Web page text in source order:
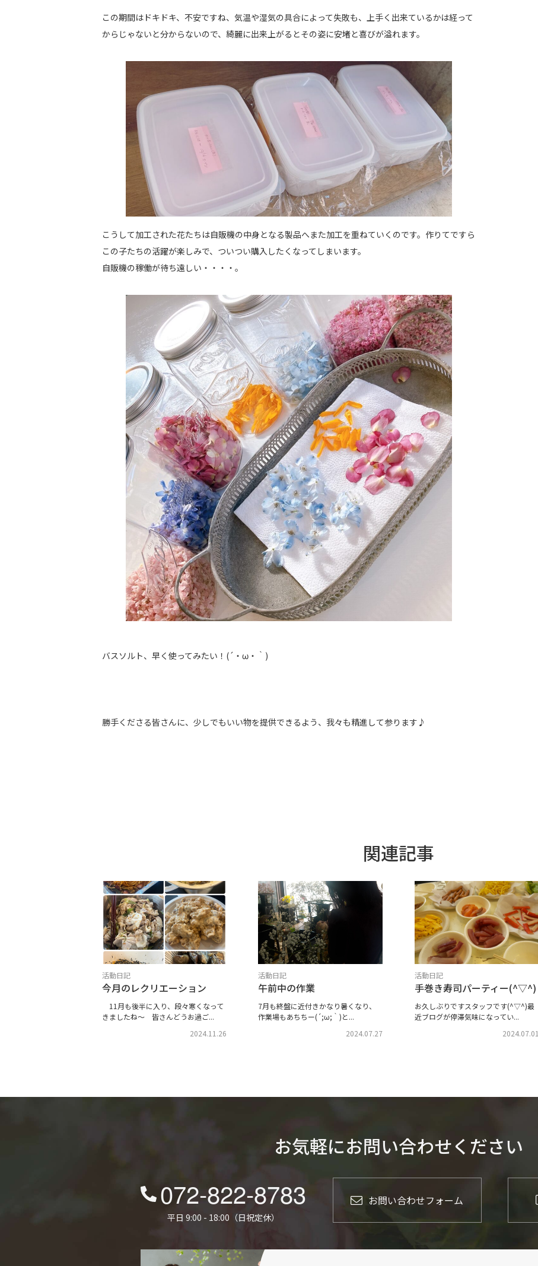
この期間はドキドキ、不安ですね、気温や湿気の具合によって失敗も、上手く出来ているかは経って
からじゃないと分からないので、綺麗に出来上がるとその姿に安堵と喜びが溢れます。
こうして加工された花たちは自販機の中身となる製品へまた加工を重ねていくのです。作りてですら
この子たちの活躍が楽しみで、ついつい購入したくなってしまいます。
自販機の稼働が待ち遠しい・・・・。
バスソルト、早く使ってみたい！(´・ω・｀)
勝手くださる皆さんに、少しでもいい物を提供できるよう、我々も精進して参ります♪
関連記事
活動日記
今月のレクリエーション
11月も後半に入り、段々寒くなって
きましたね～ 皆さんどうお過ご...
2024.11.26
活動日記
午前中の作業
7月も終盤に近付きかなり暑くなり、
作業場もあちちー(´;ω;｀)と...
2024.07.27
活動日記
手巻き寿司パーティー(^▽^)
お久しぶりですスタッフです(^▽^)最
近ブログが停滞気味になってい...
2024.07.01
お気軽にお問い合わせください
072-822-8783
平日 9:00 - 18:00（日祝定休）
お問い合わせフォーム